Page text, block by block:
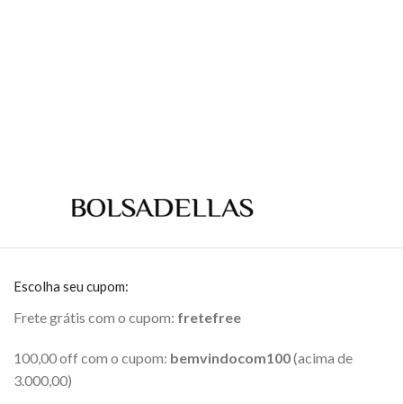
Escolha seu cupom:
Frete grátis com o cupom: fretefree
100,00 off com o cupom: bemvindocom100(acima de
3.000,00)